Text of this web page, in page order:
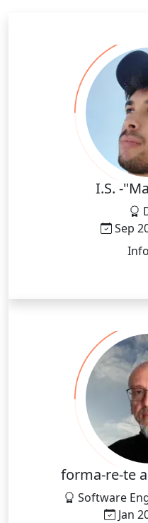
I.S. -
Sep
forma-re-te
Software
Jan